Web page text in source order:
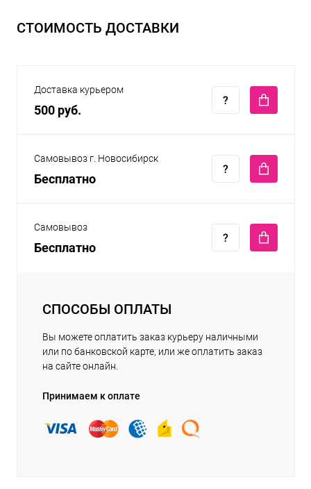
СТОИМОСТЬ ДОСТАВКИ
Доставка курьером
500 руб.
Самовывоз г. Новосибирск
Бесплатно
Самовывоз
Бесплатно
СПОСОБЫ ОПЛАТЫ
Вы можете оплатить заказ курьеру наличными
или по банковской карте, или же оплатить заказ
на сайте онлайн.
Принимаем к оплате